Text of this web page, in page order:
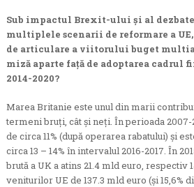
Sub impactul Brexit-ului și al
multiplele scenarii de reformare a
de articulare a viitorului buget
miză aparte față de adoptarea
2014-2020?
Marea Britanie este unul din marii
termeni bruți, cât și neți. În perioada 2007-
de circa 11% (după operarea rabatului) și
circa 13 – 14% în intervalul 2016-2017. În
brută a UK a atins 21.4 mld euro, respectiv
veniturilor UE de 137.3 mld euro (și 15,6%